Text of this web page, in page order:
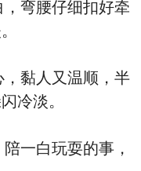
弯腰仔细扣好牵
黏人又温顺，半
冷淡。
一白玩耍的事，